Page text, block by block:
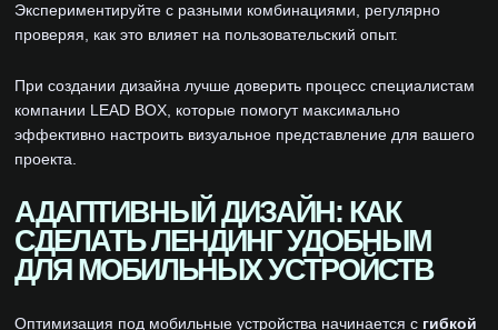
Экспериментируйте с разными комбинациями, регулярно
проверяя, как это влияет на пользовательский опыт.
При создании дизайна лучше доверить процесс специалистам
компании LEAD BOX, которые помогут максимально
эффективно настроить визуальное представление для вашего
проекта.
АДАПТИВНЫЙ ДИЗАЙН: КАК
СДЕЛАТЬ ЛЕНДИНГ УДОБНЫМ
ДЛЯ МОБИЛЬНЫХ УСТРОЙСТВ
Оптимизация под мобильные устройства начинается с гибкой